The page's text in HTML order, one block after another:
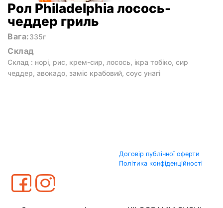
Рол Philadelphia лосось-
чеддер гриль
Вага:335г
Склад
Склад : норі, рис, крем-сир, лосось, ікра тобіко, сир
чеддер, авокадо, заміс крабовий, соус унагі
Договір публічної оферти
Політика конфіденційності